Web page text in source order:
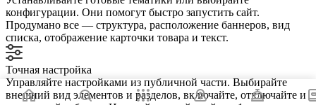
конфигурации. Они помогут быстро запустить сайт.
Продумано все — структура, расположение баннеров, вид
списка, отображение карточки товара и текст.
Точная настройка
Управляйте настройками из публичной части. Выбирайте
внешний вид элементов и разделов, включайте, отключайте и